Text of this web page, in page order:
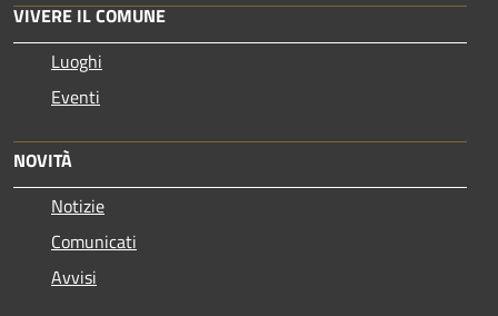
VIVERE IL COMUNE
Luoghi
Eventi
NOVITÀ
Notizie
Comunicati
Avvisi